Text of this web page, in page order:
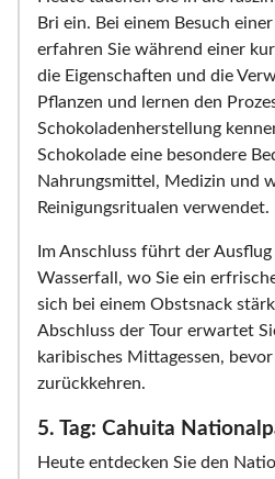
Bri ein. Bei einem Besuch
erfahren Sie während einer
die Eigenschaften und die
Pflanzen und lernen den
Schokoladenherstellung
Schokolade eine besondere
Nahrungsmittel, Medizin und
Reinigungsritualen verwendet.
Im Anschluss führt der
Wasserfall, wo Sie ein
sich bei einem Obstsnack
Abschluss der Tour erwartet
karibisches Mittagessen,
zurückkehren.
5. Tag: Cahuita
Heute entdecken Sie den